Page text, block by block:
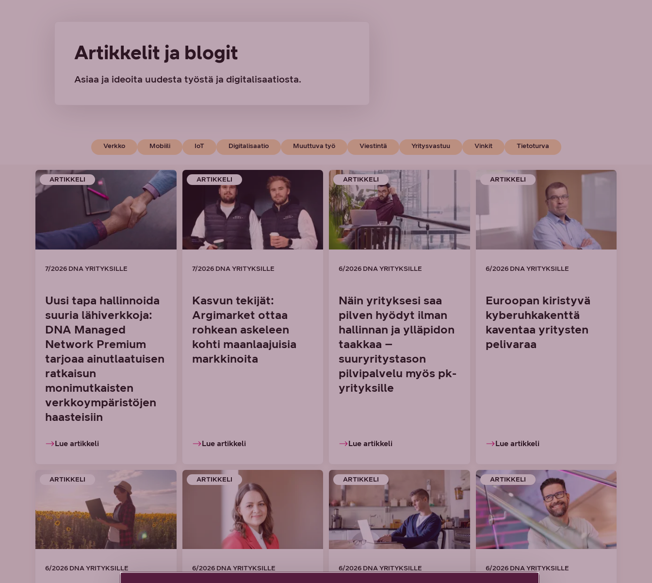
Artikkelit ja blogit
Asiaa ja ideoita uudesta työstä ja digitalisaatiosta.
Verkko Mobiili IoT Digitalisaatio Muuttuva työ Viestintä Yritysvastuu Vinkit Tietoturva
ARTIKKELI
7/2026 DNA YRITYKSILLE
Uusi tapa hallinnoida
suuria lähiverkkoja:
DNA Managed
Network Premium
tarjoaa ainutlaatuisen
ratkaisun
monimutkaisten
verkkoympäristöjen
haasteisiin
Lue artikkeli
ARTIKKELI
7/2026 DNA YRITYKSILLE
Kasvun tekijät:
Argimarket ottaa
rohkean askeleen
kohti maanlaajuisia
markkinoita
Lue artikkeli
ARTIKKELI
6/2026 DNA YRITYKSILLE
Näin yrityksesi saa
pilven hyödyt ilman
hallinnan ja ylläpidon
taakkaa –
suuryritystason
pilvipalvelu myös pk-
yrityksille
Lue artikkeli
ARTIKKELI
6/2026 DNA YRITYKSILLE
Euroopan kiristyvä
kyberuhkakenttä
kaventaa yritysten
pelivaraa
Lue artikkeli
ARTIKKELI
6/2026 DNA YRITYKSILLE
ARTIKKELI
6/2026 DNA YRITYKSILLE
ARTIKKELI
6/2026 DNA YRITYKSILLE
ARTIKKELI
6/2026 DNA YRITYKSILLE